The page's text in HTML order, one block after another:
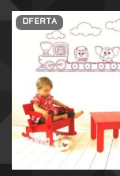
OFERTA